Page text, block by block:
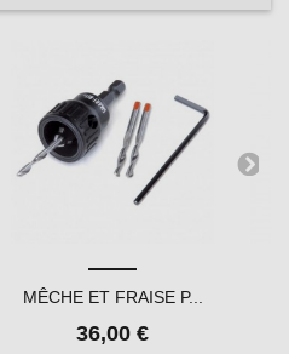
MÊCHE ET FRAISE P...
36,00 €